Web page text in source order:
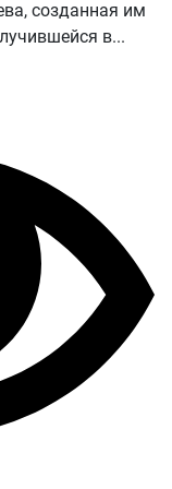
созданная им
в...